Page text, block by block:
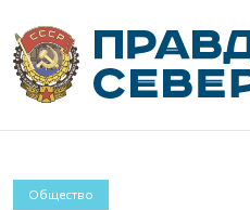
Общество